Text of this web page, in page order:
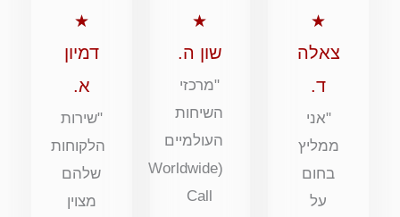
★מתוך
5
צאלה
ד.
"אני
ממליץ
בחום
על
★מתוך
5
שון ה.
"מרכזי
השיחות
העולמיים
(Worldwide
Call
★
5
דמיון
א.
"שירות
הלקוחות
שלהם
מצוין